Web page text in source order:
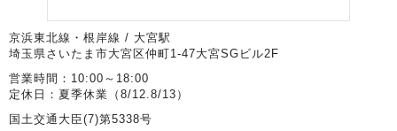
京浜東北線・根岸線 / 大宮駅
埼玉県さいたま市大宮区仲町1-47大宮SGビル2F
営業時間：10:00～18:00
定休日：夏季休業（8/12.8/13）
国土交通大臣(7)第5338号